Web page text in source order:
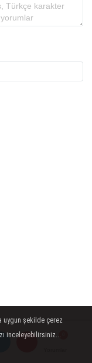
uygun şekilde çerez
inceleyebilirsiniz...